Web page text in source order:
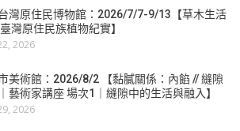
灣原住民博物館：2026/7/7-9/13【草木生活
灣原住民族植物紀實】
2026
美術館：2026/8/2 【黏膩關係：內餡 // 縫隙
藝術家講座 場次1｜縫隙中的生活與融入】
2026